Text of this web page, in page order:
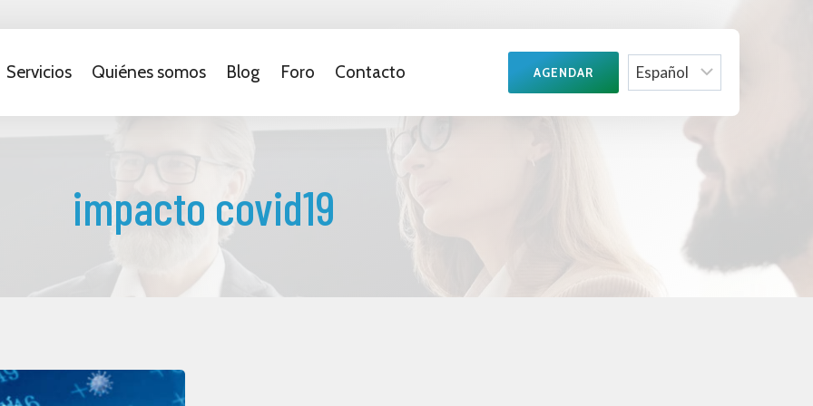
Servicios Quiénes somos Blog Foro Contacto AGENDAR
Choose
a
impacto covid19